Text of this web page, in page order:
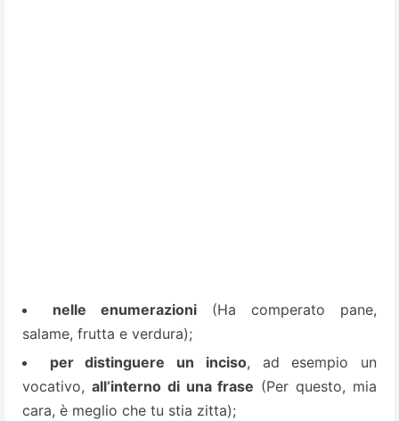
nelle enumerazioni (Ha comperato pane,
salame, frutta e verdura);
per distinguere un inciso, ad esempio un
vocativo, all’interno di una frase (Per questo, mia
cara, è meglio che tu stia zitta);